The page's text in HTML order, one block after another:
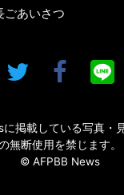
ごあいさつ
に掲載している写真・
無断使用を禁じます。
© AFPBB News